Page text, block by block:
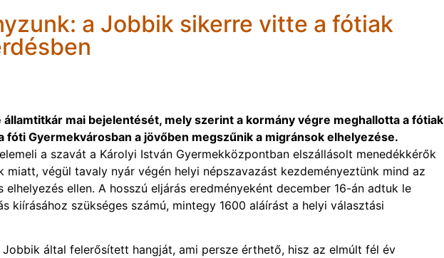
a Jobbik sikerre vitte a fótiak
mai bejelentését, mely szerint a kormány végre meghallotta a fótiak
Gyermekvárosban a jövőben megszűnik a migránsok elhelyezése.
a szavát a Károlyi István Gyermekközpontban elszállásolt menedékkérők
végül tavaly nyár végén helyi népszavazást kezdeményeztünk mind az
ellen. A hosszú eljárás eredményeként december 16-án adtuk le
kiírásához szükséges számú, mintegy 1600 aláírást a helyi választási
által felerősített hangját, ami persze érthető, hisz az elmúlt fél év